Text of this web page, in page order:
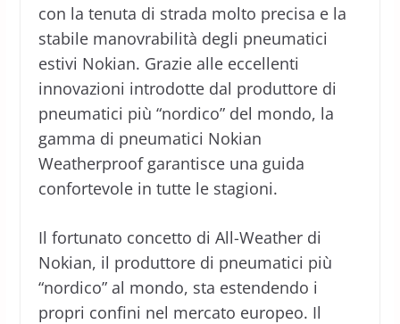
con la tenuta di strada molto precisa e la
stabile manovrabilità degli pneumatici
estivi Nokian. Grazie alle eccellenti
innovazioni introdotte dal produttore di
pneumatici più “nordico” del mondo, la
gamma di pneumatici Nokian
Weatherproof garantisce una guida
confortevole in tutte le stagioni.
Il fortunato concetto di All-Weather di
Nokian, il produttore di pneumatici più
“nordico” al mondo, sta estendendo i
propri confini nel mercato europeo. Il